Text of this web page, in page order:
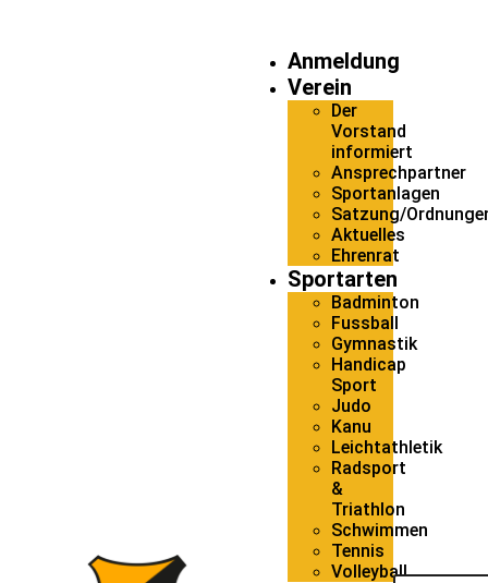
Anmeldung
Verein
Der
Vorstand
informiert
Ansprechpartner
Sportanlagen
Satzung/
Aktuelles
Ehrenrat
Sportarten
Badminton
Fussball
Gymnastik
Handicap
Sport
Judo
Kanu
Leichtathletik
Radsport
&
Triathlon
Schwimmen
Tennis
Volleyball